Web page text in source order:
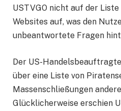
USTVGO nicht auf der
Websites auf, was den
unbeantwortete Fragen
Der US-
über eine Liste von
Massenschließungen
Glücklicherweise erschien